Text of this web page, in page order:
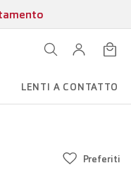
LENTI A CONTATTO
Preferiti